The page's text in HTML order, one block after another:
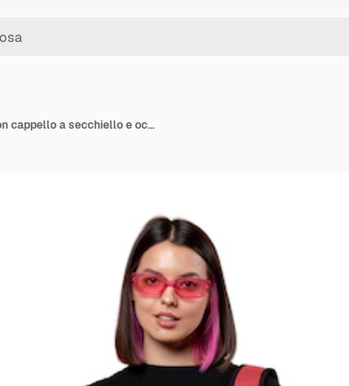
Studio ritratto di giovane ragazza adolescente con cappello a secchiello e occhiali da sole